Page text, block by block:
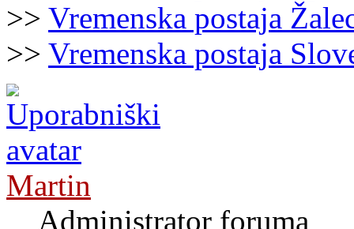
>> Vremenska postaja
>> Vremenska postaja
Martin
Administrator foruma